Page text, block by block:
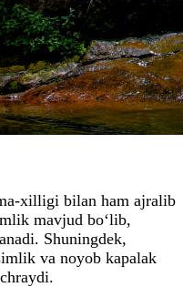
xilligi bilan ham ajralib
mavjud bo‘lib,
Shuningdek,
va noyob kapalak